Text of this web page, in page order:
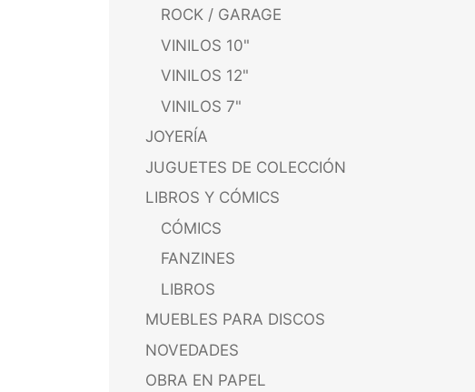
ROCK / GARAGE
VINILOS 10"
VINILOS 12"
VINILOS 7"
JOYERÍA
JUGUETES DE COLECCIÓN
LIBROS Y CÓMICS
CÓMICS
FANZINES
LIBROS
MUEBLES PARA DISCOS
NOVEDADES
OBRA EN PAPEL